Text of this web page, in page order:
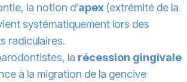
la notion d’apex (extrémité de la
systématiquement lors des
radiculaires.
la récession gingivale
à la migration de la gencive